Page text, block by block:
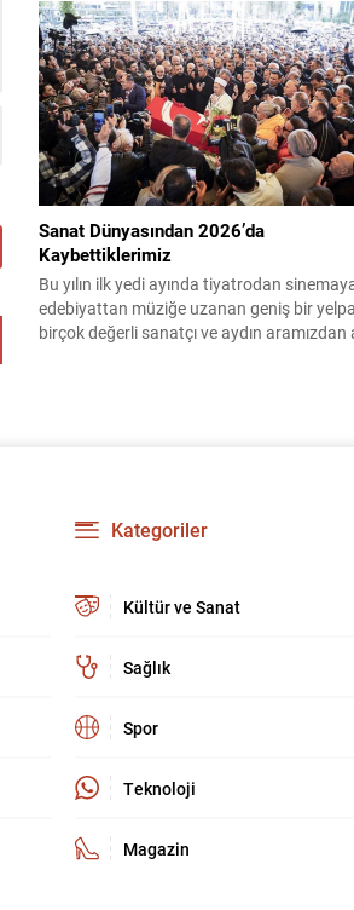
sürmesi nedeniyle vatandaşları dikkatli
çağırıyor. Çevre, Şehircilik ve İklim
Bakanı Murat Kurum, beş ilde yapılan
tespitlerinin sonuçlarını paylaştı ve
yanında olunacağını vurguladı. Kayıtlar ve
tespit...
Sanat Dünyasından 2026’da
Kaybettiklerimiz
Bu yılın ilk yedi ayında tiyatrodan
edebiyattan müziğe uzanan geniş bir
birçok değerli sanatçı ve aydın aramızdan
Kategoriler
Kültür ve Sanat
Sağlık
Spor
Teknoloji
Magazin